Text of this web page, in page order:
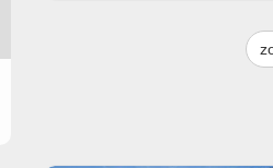
frytkami, musztardą, sosem